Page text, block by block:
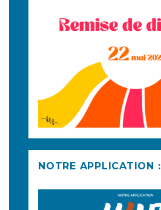
NOTRE APPLICATION :